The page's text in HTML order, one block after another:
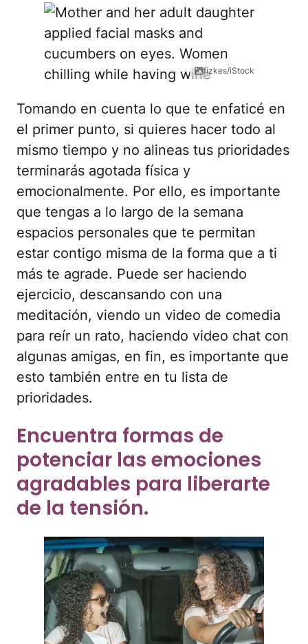
fizkes/iStock
Tomando en cuenta lo que te enfaticé en
el primer punto, si quieres hacer todo al
mismo tiempo y no alineas tus prioridades
terminarás agotada física y
emocionalmente. Por ello, es importante
que tengas a lo largo de la semana
espacios personales que te permitan
estar contigo misma de la forma que a ti
más te agrade. Puede ser haciendo
ejercicio, descansando con una
meditación, viendo un video de comedia
para reír un rato, haciendo video chat con
algunas amigas, en fin, es importante que
esto también entre en tu lista de
prioridades.
Encuentra formas de
potenciar las emociones
agradables para liberarte
de la tensión.